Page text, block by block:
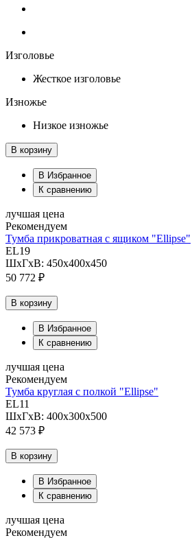
Изголовье
Жесткое изголовье
Изножье
Низкое изножье
В корзину
В Избранное
К сравнению
лучшая цена
Рекомендуем
Тумба прикроватная с ящиком "Ellipse"
EL19
ШхГхВ: 450х400х450
50 772 ₽
В корзину
В Избранное
К сравнению
лучшая цена
Рекомендуем
Тумба круглая с полкой "Ellipse"
EL11
ШхГхВ: 400х300х500
42 573 ₽
В корзину
В Избранное
К сравнению
лучшая цена
Рекомендуем